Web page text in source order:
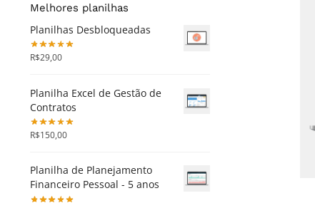
Melhores planilhas
Planilhas Desbloqueadas
R$29,00
Planilha Excel de Gestão de
Contratos
R$150,00
Planilha de Planejamento
Financeiro Pessoal - 5 anos